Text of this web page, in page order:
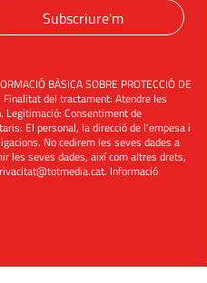
Subscriure'm
BÀSICA SOBRE PROTECCIÓ DE
Finalitat del tractament: Atendre les
Legitimació: Consentiment de
El personal, la direcció de l'empesa i
No cedirem les seves dades a
les seves dades, així com altres drets,
. Informació